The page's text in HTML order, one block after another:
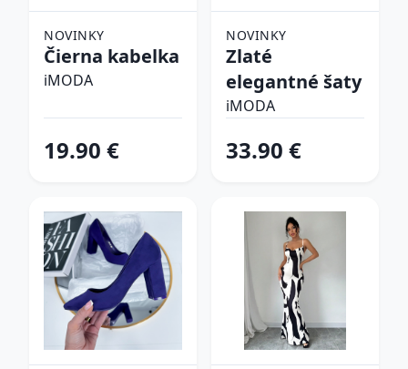
NOVINKY
Čierna kabelka
iMODA
19.90 €
NOVINKY
Zlaté
elegantné šaty
iMODA
33.90 €